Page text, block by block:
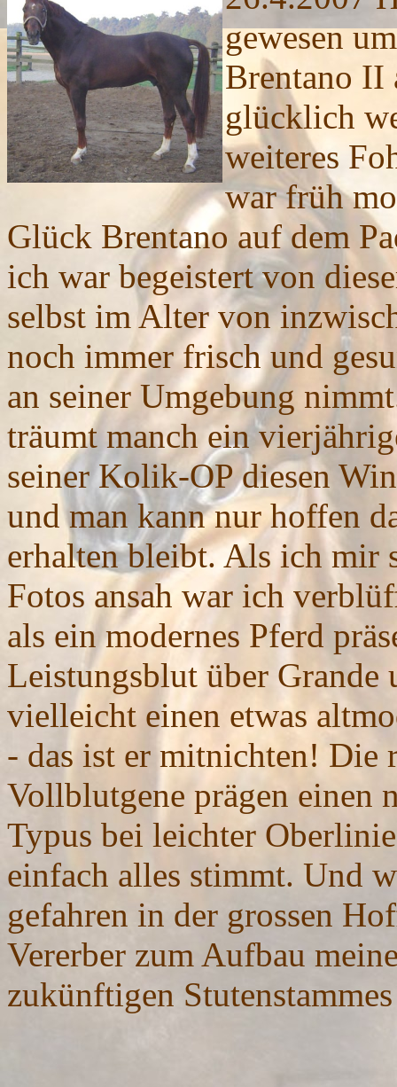
gewesen
Brentano II
glücklich
weiteres
war früh
Glück Brentano auf dem
ich war begeistert von
selbst im Alter von
noch immer frisch und
an seiner Umgebung
träumt manch ein
seiner Kolik-OP diesen
und man kann nur hoffen
erhalten bleibt. Als ich mir
Fotos ansah war ich
als ein modernes Pferd
Leistungsblut über Grande
vielleicht einen etwas
- das ist er mitnichten! Die
Vollblutgene prägen einen
Typus bei leichter
einfach alles stimmt. Und
gefahren in der grossen
Vererber zum Aufbau
zukünftigen